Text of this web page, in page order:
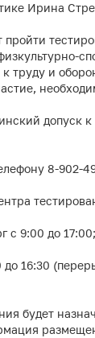
Ирина
пройти
к труду и
допуск
8-902-
с 9:00 до 17:00;
до 16:30
будет